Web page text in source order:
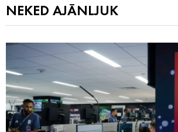
NEKED AJÁNLJUK